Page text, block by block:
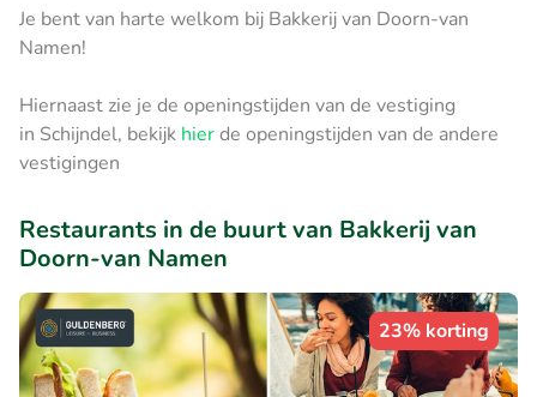
Je bent van harte welkom bij Bakkerij van Doorn-van
Namen!
Hiernaast zie je de openingstijden van de vestiging
in Schijndel, bekijk hierde openingstijden van de andere
vestigingen
Restaurants in de buurt van Bakkerij van
Doorn-van Namen
23% korting